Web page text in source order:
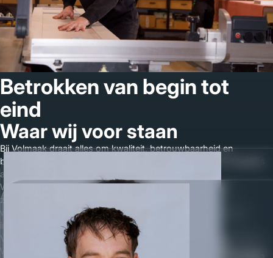
Betrokken van begin tot
eind
Waar wij voor staan
Bij Volmaak draait alles om kwaliteit, betrouwbaarheid en
betrokkenheid. Als interieurbouwer Zeeland werken wij dagelijks
aan maatwerk interieur dat klopt tot in detail.
Wij kiezen bewust voor hoogwaardige materialen en een
zorgvuldige afwerking. Of het nu gaat om complete
woninginterieurs of maatwerk kasten in Zeeland, wij leveren
interieurbouw die duurzaam en doordacht is.
Vanaf het eerste gesprek tot de oplevering blijven wij betrokken.
Wij bespreken uw wensen, maken duidelijke afspraken en geven